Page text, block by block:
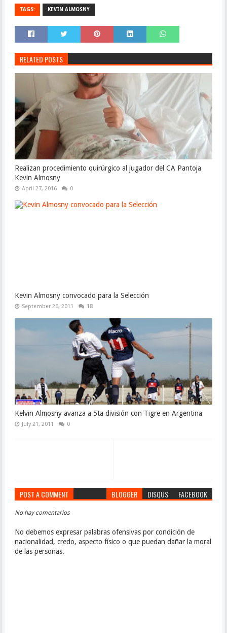
TAGS: KEVIN ALMOSNY
RELATED POSTS
Realizan procedimiento quirúrgico al jugador del CA Pantoja
Kevin Almosny
April 27, 2016 0
Kevin Almosny convocado para la Selección
September 26, 2011 18
Kelvin Almosny avanza a 5ta división con Tigre en Argentina
July 21, 2011 0
POST A COMMENT BLOGGER DISQUS FACEBOOK
No hay comentarios
No debemos expresar palabras ofensivas por condición de
nacionalidad, credo, aspecto físico o que puedan dañar la moral
de las personas.